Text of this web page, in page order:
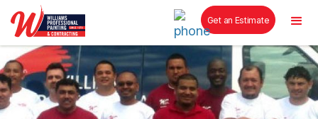
Get an Estimate